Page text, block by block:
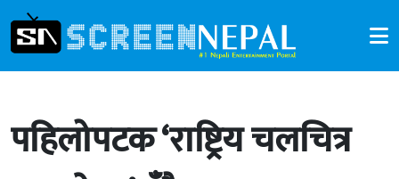
पहिलोपटक ‘राष्ट्रिय चलचित्र